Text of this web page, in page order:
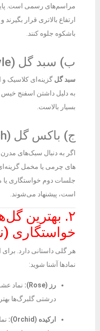
مراسم‌های رسمی است.
ارتفاع بالاتری قرار
باشکوه جلوه کنند.
ب) سبد گل (Classic Style)
سبد گل گزینه‌ای کلاسیک
به دلیل داشتن اسفنج
بسیار بالاست.
ج) باکس گل (Modern Touch)
اگر به دنبال سبک‌های مدرن
های چرمی یا مخمل
جلسات دوم خواستگاری یا
است، پیشنهاد می‌شوند.
۲. بهترین
خواستگاری
هر گلی داستانی دارد. برای
نمادها آشنا شوید:
رز (Rose):
نماد
درشتی گلبرگ‌ها
ارکیده (Orchid):